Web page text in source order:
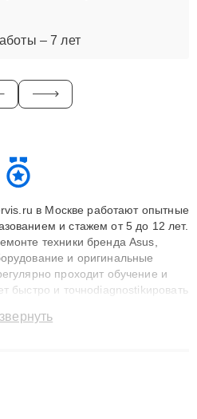
– 7 лет
в Москве работают опытные
и стажем от 5 до 12 лет.
техники бренда Asus,
и оригинальные
проходит обучение и
быстро и точноdiagnostikировать
сложные случаи: от замены